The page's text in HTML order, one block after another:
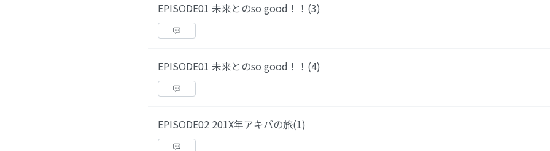
EPISODE01 未来とのso good！！(3)
EPISODE01 未来とのso good！！(4)
EPISODE02 201X年アキバの旅(1)